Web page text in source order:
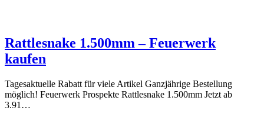
Rattlesnake 1.500mm – Feuerwerk
kaufen
Tagesaktuelle Rabatt für viele Artikel Ganzjährige Bestellung
möglich! Feuerwerk Prospekte Rattlesnake 1.500mm Jetzt ab
3.91…